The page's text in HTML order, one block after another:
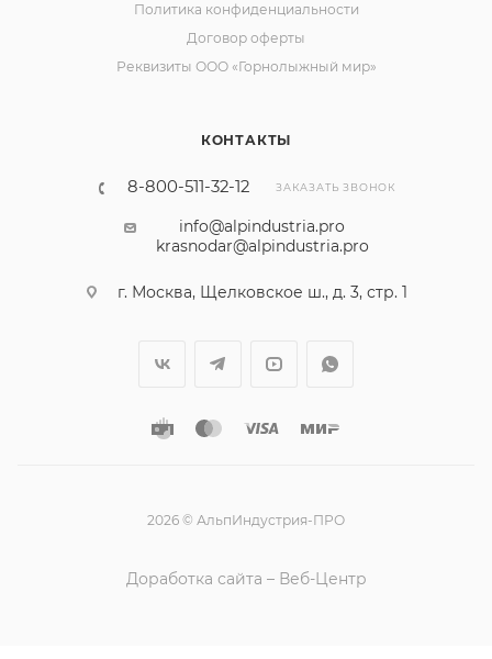
КОНТАКТЫ
8-800-511-32-12 ЗАКАЗАТЬ ЗВОНОК
info@alpindustria.pro
krasnodar@alpindustria.pro
г. Москва, Щелковское ш., д. 3, стр. 1
Политика конфиденциальности
Договор оферты
Реквизиты ООО «Горнолыжный мир»
2026 © АльпИндустрия-ПРО
Доработка сайта – Веб-Центр